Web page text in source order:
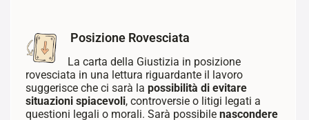
Posizione Rovesciata
La carta della Giustizia in posizione
rovesciata in una lettura riguardante il lavoro
suggerisce che ci sarà la possibilità di evitare
situazioni spiacevoli, controversie o litigi legati a
questioni legali o morali. Sarà possibile nascondere